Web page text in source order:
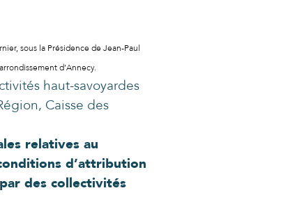
sous la Présidence de Jean-Paul
d’Annecy.
haut-savoyardes
Caisse des
relatives au
d’attribution
des collectivités